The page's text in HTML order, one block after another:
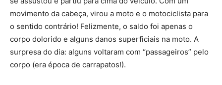
movimento da cabeça, virou a moto e o motociclista para
o sentido contrário! Felizmente, o saldo foi apenas o
corpo dolorido e alguns danos superficiais na moto. A
surpresa do dia: alguns voltaram com “passageiros” pelo
corpo (era época de carrapatos!).